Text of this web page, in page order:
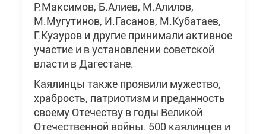
Р.Максимов, Б.Алиев, М.Алилов,
М.Мугутинов, И.Гасанов, М.Кубатаев,
Г.Кузуров и другие принимали активное
участие и в установлении советской
власти в Дагестане.
Каялинцы также проявили мужество,
храбрость, патриотизм и преданность
своему Отечеству в годы Великой
Отечественной войны. 500 каялинцев и